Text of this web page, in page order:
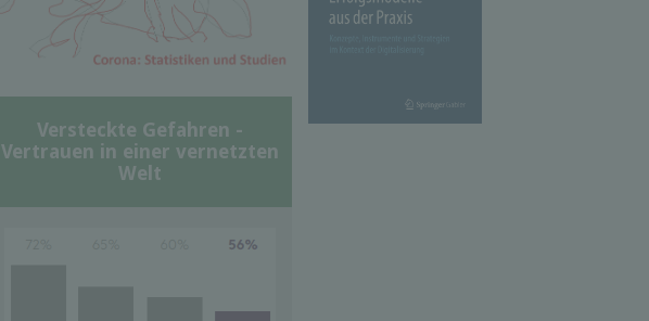
Versteckte Gefahren -
Vertrauen in einer vernetzten
Welt